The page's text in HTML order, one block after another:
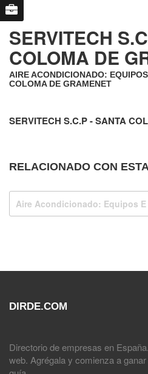
SERVITECH
COLOMA DE
AIRE ACONDICIONADO:
COLOMA DE GRAMENET
SERVITECH S.C.P - SANTA
RELACIONADO CON
Aire Acondicionado: Equipos
DIRDE.COM
Directorio de empresas en
web. Agrégala y comienza a